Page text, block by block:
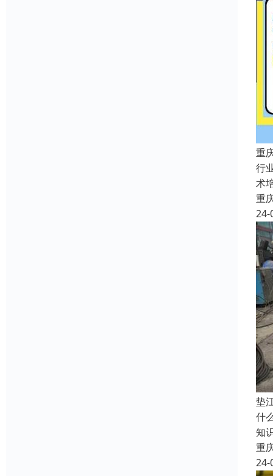
重
行
术
重
24-
垫
什
知
重
24-